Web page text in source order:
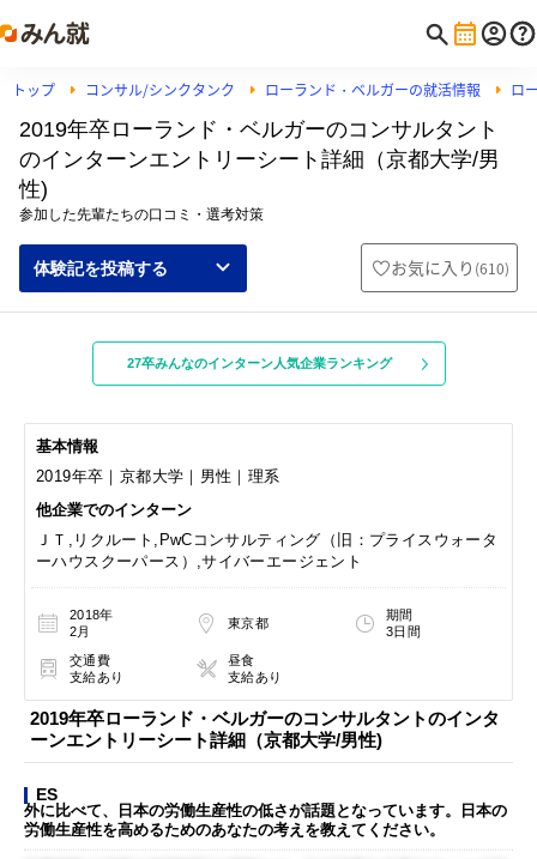
トップ コンサル/シンクタンク ローランド・ベルガーの就活情報 ロ
2019年卒ローランド・ベルガーのコンサルタント
のインターンエントリーシート詳細（京都大学/男
性)
参加した先輩たちの口コミ・選考対策
体験記を投稿する お気に入り (610)
27卒みんなのインターン人気企業ランキング
基本情報
2019年卒｜京都大学｜男性｜理系
他企業でのインターン
ＪＴ,リクルート,PwCコンサルティング（旧：プライスウォータ
ーハウスクーパース）,サイバーエージェント
2018年
2月
東京都
期間
3日間
交通費
支給あり
昼食
支給あり
2019年卒ローランド・ベルガーのコンサルタントのインタ
ーンエントリーシート詳細（京都大学/男性)
ES
外に比べて、日本の労働生産性の低さが話題となっています。日本の
労働生産性を高めるためのあなたの考えを教えてください。